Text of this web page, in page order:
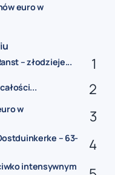
euro w
– złodzieje...
w
– 63-
intensywnym